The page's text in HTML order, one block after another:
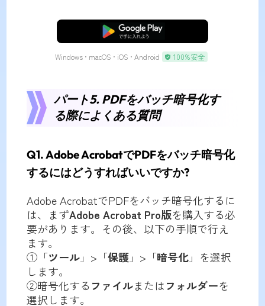
無料ダウンロード
Windows • macOS • iOS • Android 100%安全
パート5. PDFをバッチ暗号化す
る際によくある質問
Q1. Adobe AcrobatでPDFをバッチ暗号化
するにはどうすればいいですか?
Adobe AcrobatでPDFをバッチ暗号化するに
は、まずAdobe Acrobat Pro版を購入する必
要があります。その後、以下の手順で行え
ます。
①「ツール」>「保護」>「暗号化」を選択
します。
②暗号化する ファイルまたはフォルダーを
選択します。